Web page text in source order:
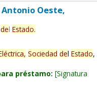
Oeste,
del Estado.
Sociedad del Estado,
préstamo: Signatura